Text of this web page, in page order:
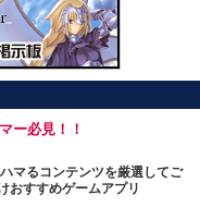
ー必見！！
マるコンテンツを厳選してご
おすすめゲームアプリ